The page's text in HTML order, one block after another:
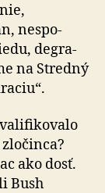
nespo­
degra­
na Stredný
ako dosť.
Bush